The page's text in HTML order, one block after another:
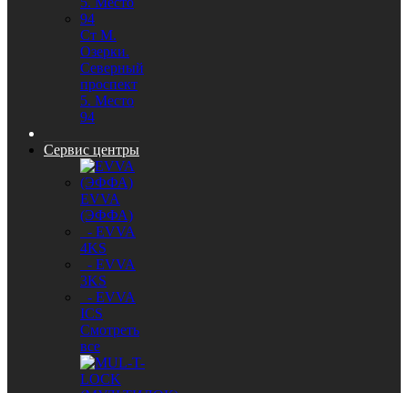
Ст М.
Озерки.
Северный
проспект
5. Место
94
Сервис центры
EVVA
(ЭФФА)
- EVVA
4KS
- EVVA
3KS
- EVVA
ICS
Смотреть
все